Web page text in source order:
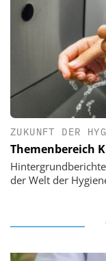
ZUKUNFT DER
Themenbereich
der Welt der